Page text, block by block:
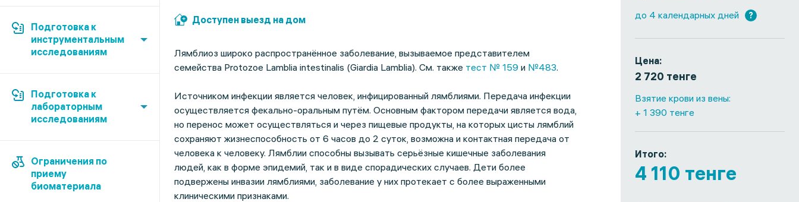
Подготовка к
инструментальным
исследованиям
Подготовка к
лабораторным
исследованиям
Ограничения по
приему
биоматериала
до 4 календарных дней
?
Цена:
2 720 тенге
Взятие крови из вены:
+ 1 390 тенге
Итого:
4 110 тенге
Доступен выезд на дом
Лямблиоз широко распространённое заболевание, вызываемое представителем
семейства Protozoe Lamblia intestinalis (Giardia Lamblia). См. также тест № 159 и №483.
Источником инфекции является человек, инфицированный лямблиями. Передача инфекции
осуществляется фекально-оральным путём. Основным фактором передачи является вода,
но перенос может осуществляться и через пищевые продукты, на которых цисты лямблий
сохраняют жизнеспособность от 6 часов до 2 суток, возможна и контактная передача от
человека к человеку. Лямблии способны вызывать серьёзные кишечные заболевания
людей, как в форме эпидемий, так и в виде спорадических случаев. Дети более
подвержены инвазии лямблиями, заболевание у них протекает с более выраженными
клиническими признаками.